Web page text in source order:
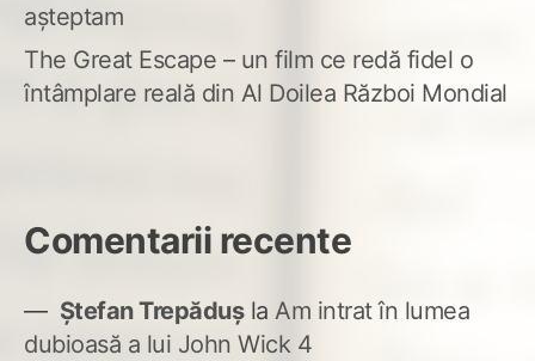
așteptam
The Great Escape – un film ce redă fidel o
întâmplare reală din Al Doilea Război Mondial
Comentarii recente
Ștefan Trepădușla Am intrat în lumea
dubioasă a lui John Wick 4